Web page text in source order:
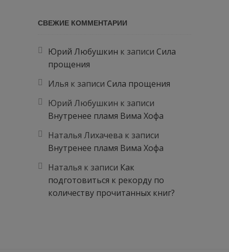
СВЕЖИЕ КОММЕНТАРИИ
Юрий Любушкин к записи Сила
прощения
Илья к записи Сила прощения
Юрий Любушкин к записи
Внутренее пламя Вима Хофа
Наталья Лихачева к записи
Внутренее пламя Вима Хофа
Наталья к записи Как
подготовиться к рекорду по
количеству прочитанных книг?